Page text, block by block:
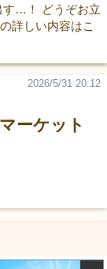
す…！ どうぞお立
詳しい内容はこ
ーケット
2026/5/31 20:12